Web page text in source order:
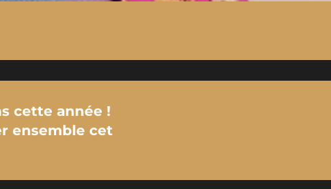
cette année !
ensemble cet